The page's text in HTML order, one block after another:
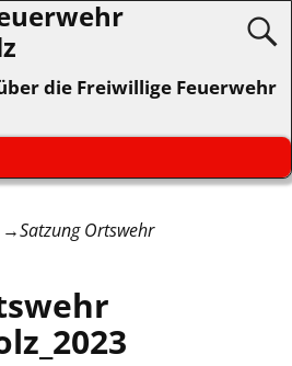
die Freiwillige Feuerwehr
→Satzung Ortswehr